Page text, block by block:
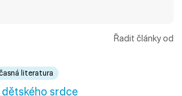
Řadit články od
literatura
dětského srdce